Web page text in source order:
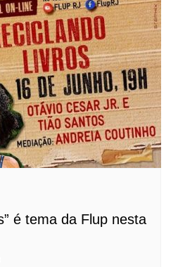
é tema da Flup nesta